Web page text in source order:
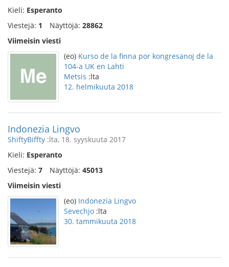
Kieli: Esperanto
Viestejä: 1 Näyttöjä: 28862
Viimeisin viesti
(eo) Kurso de la finna por kongresanoj de la
104-a UK en Lahti
Metsis :lta
12. helmikuuta 2018
Indonezia Lingvo
ShiftyBiffty :lta, 18. syyskuuta 2017
Kieli: Esperanto
Viestejä: 7 Näyttöjä: 45013
Viimeisin viesti
(eo) Indonezia Lingvo
Sevechjo :lta
30. tammikuuta 2018